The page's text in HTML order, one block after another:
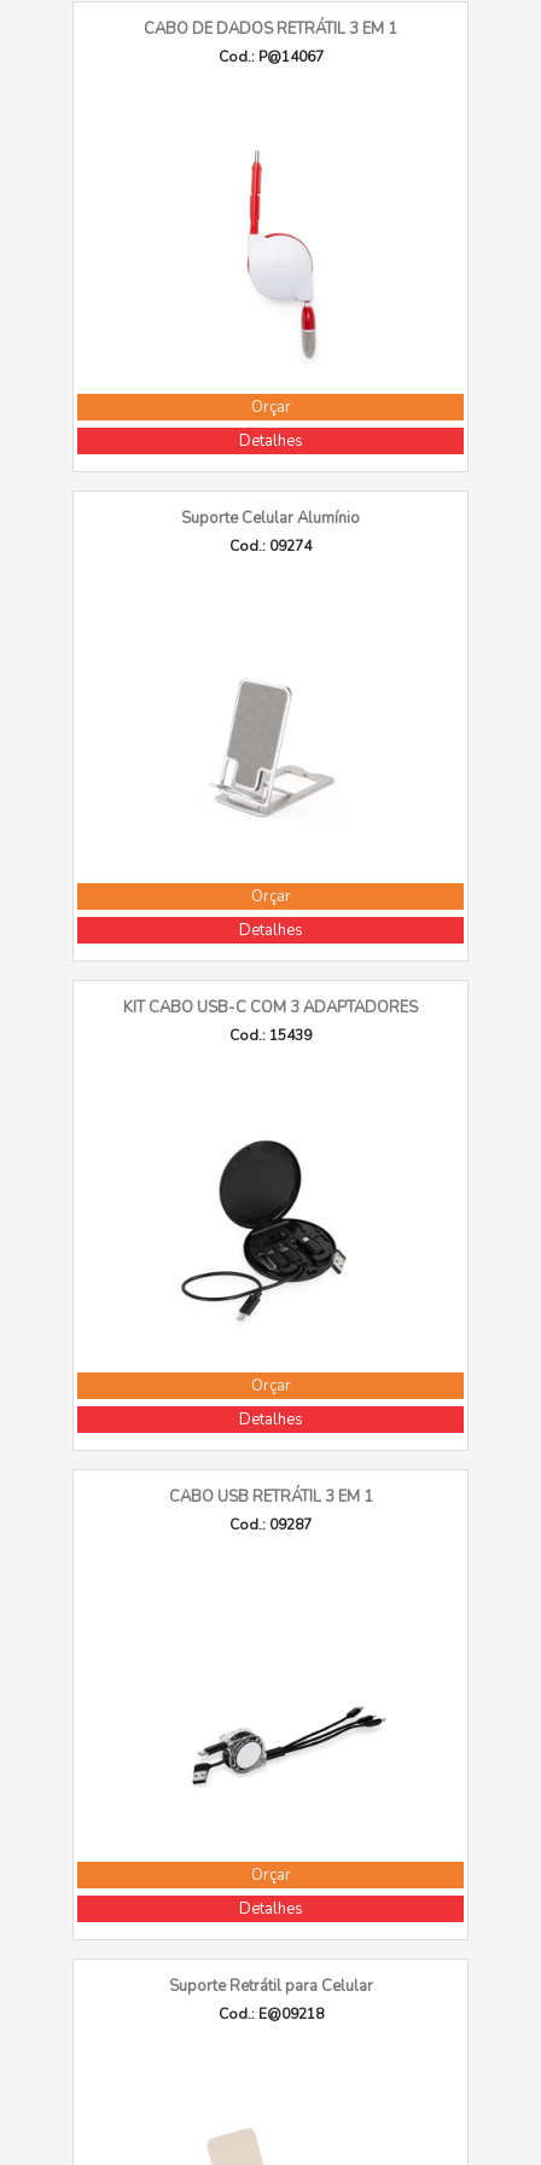
CABO DE DADOS RETRÁTIL 3 EM 1
Cod.: P@14067
Orçar
Detalhes
Suporte Celular Alumínio
Cod.: 09274
Orçar
Detalhes
KIT CABO USB-C COM 3 ADAPTADORES
Cod.: 15439
Orçar
Detalhes
CABO USB RETRÁTIL 3 EM 1
Cod.: 09287
Orçar
Detalhes
Suporte Retrátil para Celular
Cod.: E@09218